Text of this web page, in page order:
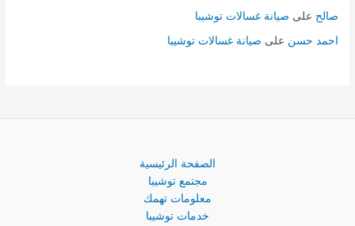
صالح على صيانة غسالات توشيبا
احمد حسن على صيانة غسالات توشيبا
الصفحة الرئيسية
مجتمع توشيبا
معلومات تهمك
خدمات توشيبا